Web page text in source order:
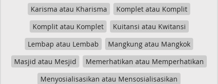
Karisma atau Kharisma
Komplet atau Komplit
Komplit atau Komplet
Kuitansi atau Kwitansi
Lembap atau Lembab
Mangkung atau Mangkok
Masjid atau Mesjid
Memerhatikan atau Memperhatikan
Menyosialisasikan atau Mensosialisasikan